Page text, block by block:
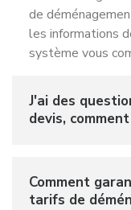
de
les informations
système vous
J'ai des
devis,
Comment
tarifs de